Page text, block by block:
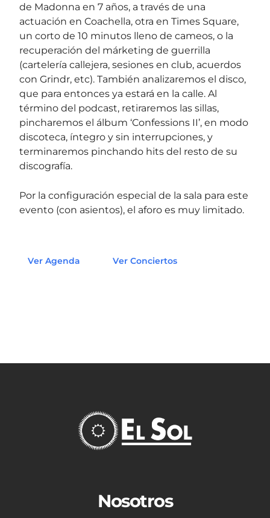
de Madonna en 7 años, a través de una
actuación en Coachella, otra en Times Square,
un corto de 10 minutos lleno de cameos, o la
recuperación del márketing de guerrilla
(cartelería callejera, sesiones en club, acuerdos
con Grindr, etc). También analizaremos el disco,
que para entonces ya estará en la calle. Al
término del podcast, retiraremos las sillas,
pincharemos el álbum ‘Confessions II’, en modo
discoteca, íntegro y sin interrupciones, y
terminaremos pinchando hits del resto de su
discografía.
Por la configuración especial de la sala para este
evento (con asientos), el aforo es muy limitado.
Ver Agenda Ver Conciertos
Nosotros